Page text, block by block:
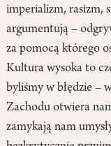
imperializm, rasizm,
argumentują –
za pomocą którego
Kultura wysoka to
byliśmy w błędzie –
Zachodu otwiera
zamykają nam